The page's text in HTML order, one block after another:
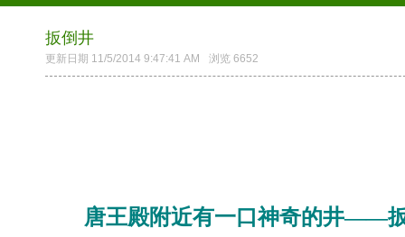
扳倒井
更新日期 11/5/2014 9:47:41 AM 浏览 6652
唐王殿附近有一口神奇的井——